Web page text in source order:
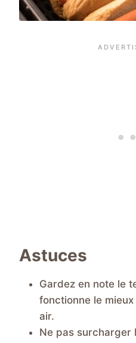
Astuces
Gardez en note le
fonctionne le
air.
Ne pas surcharger